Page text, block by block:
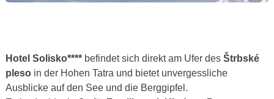
Hotel Solisko**** befindet sich direkt am Ufer des Štrbské
pleso in der Hohen Tatra und bietet unvergessliche
Ausblicke auf den See und die Berggipfel.